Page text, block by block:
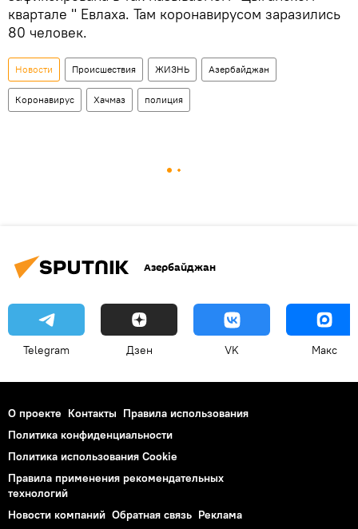
квартале " Евлаха. Там коронавирусом заразились
80 человек.
Новости Происшествия ЖИЗНЬ Азербайджан
Коронавирус Хачмаз полиция
Азербайджан
Telegram Дзен VK Макс
О проекте Контакты Правила использования
Политика конфиденциальности
Политика использования Cookie
Правила применения рекомендательных
технологий
Новости компаний Обратная связь Реклама